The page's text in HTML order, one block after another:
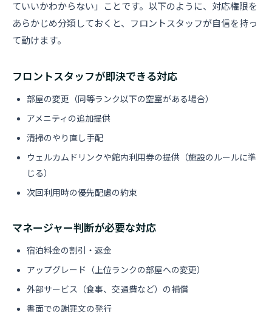
ていいかわからない」ことです。以下のように、対応権限を
あらかじめ分類しておくと、フロントスタッフが自信を持っ
て動けます。
フロントスタッフが即決できる対応
部屋の変更（同等ランク以下の空室がある場合）
アメニティの追加提供
清掃のやり直し手配
ウェルカムドリンクや館内利用券の提供（施設のルールに準
じる）
次回利用時の優先配慮の約束
マネージャー判断が必要な対応
宿泊料金の割引・返金
アップグレード（上位ランクの部屋への変更）
外部サービス（食事、交通費など）の補償
書面での謝罪文の発行